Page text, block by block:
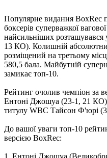
Популярне видання BoxRec
боксерів суперважкої
найсильніших розташувався
13 КО). Колишній
розміщений на третьому
580,5 бала. Майбутній
замикає топ-10.
Рейтинг очолив чемпіон за
Ентоні Джошуа (23-1, 21
титулу WBC Тайсон Ф'юрі
До вашої уваги топ-10
версією BoxRec:
1. Ентоні Джошуа